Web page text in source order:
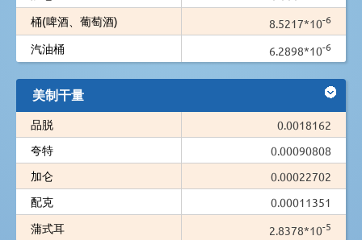
桶(啤酒、葡萄酒)
8.5217*10-6
汽油桶 6.2898*10-6
美制干量
品脱
0.0018162
夸特
0.00090808
加仑
0.00022702
配克
0.00011351
蒲式耳
2.8378*10-5